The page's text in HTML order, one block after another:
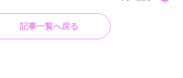
記事一覧へ戻る